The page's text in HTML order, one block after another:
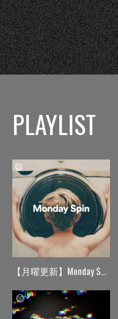
PLAYLIST
【月曜更新】Monday Spin